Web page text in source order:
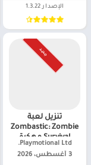
الإصدار 1.3.22
جـديـد
تنزيل لعبة
Zombastic: Zombie
Survival مهكرة
Playmotional Ltd.‏
3 أغسطس، 2026